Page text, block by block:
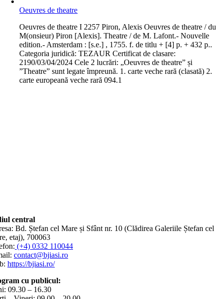
Oeuvres de theatre
Oeuvres de theatre I 2257 Piron, Alexis Oeuvres de theatre / du
M(onsieur) Piron [Alexis]. Theatre / de M. Lafont.- Nouvelle
edition.- Amsterdam : [s.e.] , 1755. f. de titlu + [4] p. + 432 p..
Categoria juridică: TEZAUR Certificat de clasare:
2190/03/04/2024 Cele 2 lucrări: „Oeuvres de theatre” și
”Theatre” sunt legate împreună. 1. carte veche rară (clasată) 2.
carte europeană veche rară 094.1
central
Bd. Ștefan cel Mare și Sfânt nr. 10 (Clădirea Galeriile Ștefan cel
etaj), 700063
(+4) 0332 110044
contact@bjiasi.ro
https://bjiasi.ro/
cu publicul:
09.30 – 16.30